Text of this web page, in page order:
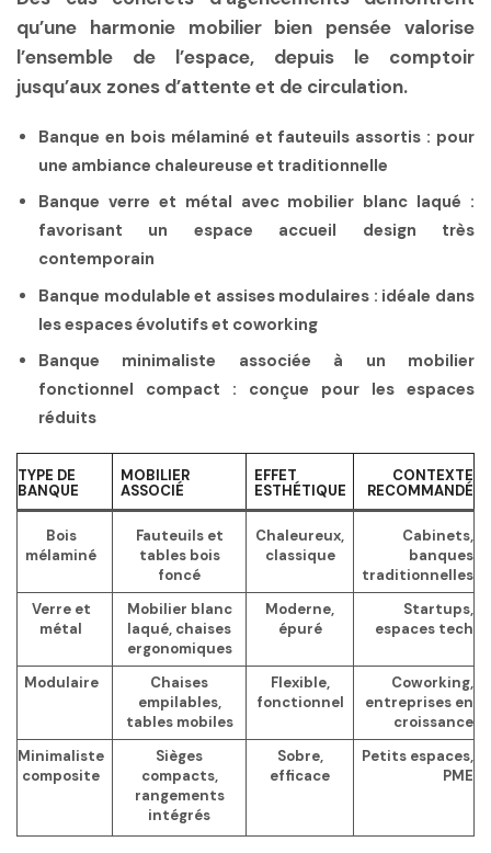
qu’une harmonie mobilierbien pensée valorise
l’ensemble de l’espace, depuis le comptoir
jusqu’aux zones d’attente et de circulation.
Banque en bois mélaminé et fauteuils assortis : pour
une ambiance chaleureuse et traditionnelle
Banque verre et métal avec mobilier blanc laqué :
favorisant un espace accueil design très
contemporain
Banque modulable et assises modulaires : idéale dans
les espaces évolutifs et coworking
Banque minimaliste associée à un mobilier
fonctionnel compact : conçue pour les espaces
réduits
TYPE DE
BANQUE
MOBILIER
ASSOCIÉ
EFFET
ESTHÉTIQUE
CONTEXTE
RECOMMANDÉ
Bois
mélaminé
Fauteuils et
tables bois
foncé
Chaleureux,
classique
Cabinets,
banques
traditionnelles
Verre et
métal
Mobilier blanc
laqué, chaises
ergonomiques
Moderne,
épuré
Startups,
espaces tech
Modulaire
Chaises
empilables,
tables mobiles
Flexible,
fonctionnel
Coworking,
entreprises en
croissance
Minimaliste
composite
Sièges
compacts,
rangements
intégrés
Sobre,
efficace
Petits espaces,
PME